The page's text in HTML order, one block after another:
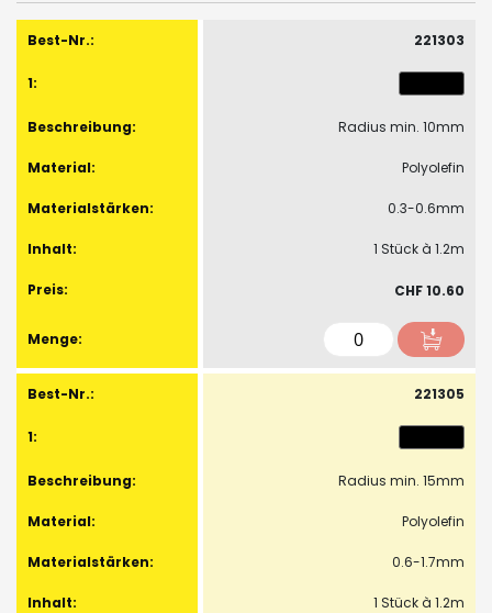
Gruppiert
Produkte
Artikel
221303
Radius min. 10mm
Polyolefin
0.3-0.6mm
1 Stück à 1.2m
CHF 10.60
221305
Radius min. 15mm
Polyolefin
0.6-1.7mm
1 Stück à 1.2m